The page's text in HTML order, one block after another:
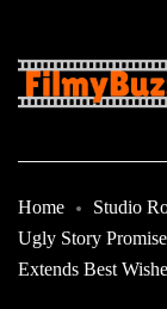
Home
Studio
Ugly Story
Extends Best